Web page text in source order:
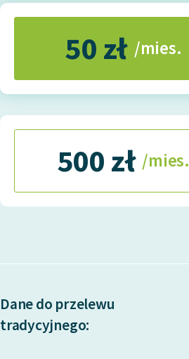
50 zł /mies.
500 zł /mies.
Dane do przelewu
tradycyjnego: